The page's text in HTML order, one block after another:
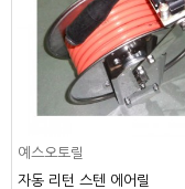
예스오토릴
자동 리턴 스텐 에어릴